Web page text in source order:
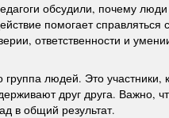
обсудили, почему
помогает справляться
ответственности и
группа людей. Это
друг друга. Важно,
в общий результат.